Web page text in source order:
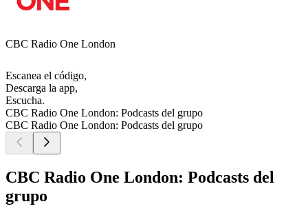
CBC Radio One London
Escanea el código,
Descarga la app,
Escucha.
CBC Radio One London: Podcasts del grupo
CBC Radio One London: Podcasts del grupo
CBC Radio One London: Podcasts del
grupo